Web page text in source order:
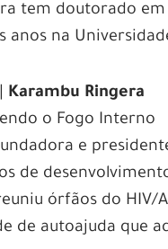
tem doutorado
na
Karambu Ringera
o Fogo Interno
e
de
órfãos do
de autoajuda que